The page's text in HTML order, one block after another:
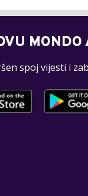
spoj vijesti i